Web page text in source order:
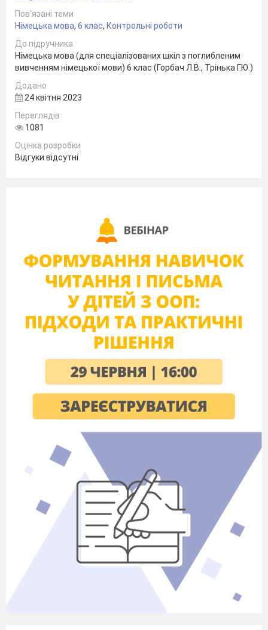
Du …
Пов’язані теми
Німецька мова, 6 клас, Контрольні роботи
До підручника
Німецька мова (для спеціалізованих шкіл з поглибленим
вивченням німецької мови) 6 клас (Горбач Л.В., Трінька Г.Ю.)
Додано
24 квітня 2023
Переглядів
1081
Оцінка розробки
Відгуки відсутні